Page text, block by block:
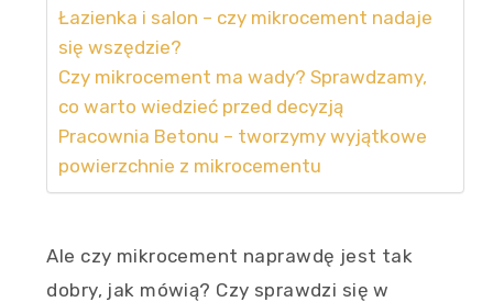
Łazienka i salon – czy mikrocement nadaje
się wszędzie?
Czy mikrocement ma wady? Sprawdzamy,
co warto wiedzieć przed decyzją
Pracownia Betonu – tworzymy wyjątkowe
powierzchnie z mikrocementu
Ale czy mikrocement naprawdę jest tak
dobry, jak mówią? Czy sprawdzi się w